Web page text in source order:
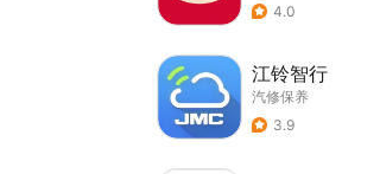
4.0
江铃智行
汽修保养
3.9